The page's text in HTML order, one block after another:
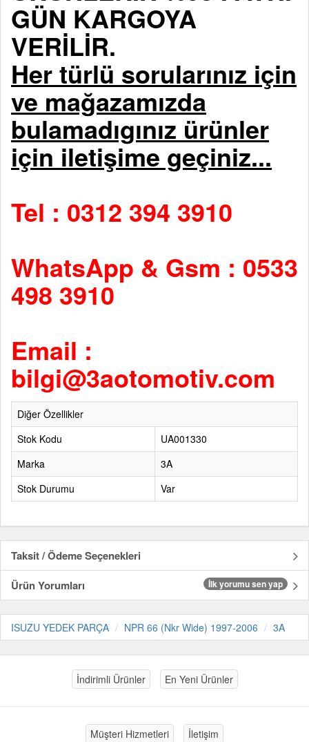
GÜN KARGOYA
VERİLİR.
Her türlü sorularınız için
ve mağazamızda
bulamadıgınız ürünler
için iletişime geçiniz...
Tel : 0312 394 3910
WhatsApp & Gsm : 0533
498 3910
Email :
bilgi@3aotomotiv.com
Diğer Özellikler
Stok Kodu
UA001330
Marka
3A
Stok Durumu
Var
Taksit / Ödeme Seçenekleri
Ürün Yorumları
İlk yorumu sen yap
ISUZU YEDEK PARÇA NPR 66 (Nkr Wide) 1997-2006 3A
İndirimli Ürünler En Yeni Ürünler
Müşteri Hizmetleri İletişim